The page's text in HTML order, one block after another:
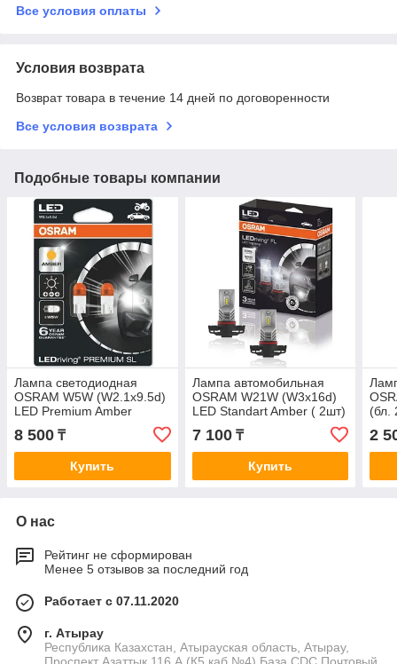
Все условия оплаты
Условия возврата
Возврат товара в течение 14 дней по договоренности
Все условия возврата
Подобные товары компании
Лампа светодиодная
OSRAM W5W (W2.1x9.5d)
LED Premium Amber
2000K, 2шт, 12V
8 500 ₸
Купить
Лампа автомобильная
OSRAM W21W (W3x16d)
LED Standart Amber ( 2шт)
7 100₸
Купить
(бл.
2
О нас
Рейтинг не сформирован
Менее 5 отзывов за последний год
Работает с 07.11.2020
г. Атырау
Республика Казахстан, Атырауская область, Атырау,